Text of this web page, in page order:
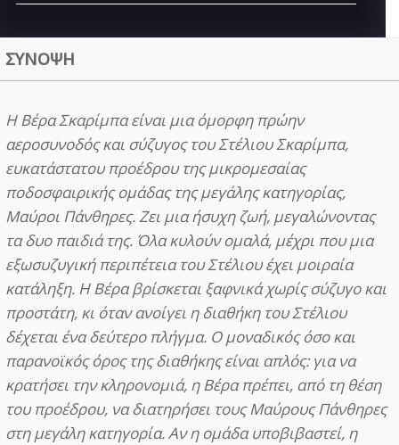
ΣΥΝΟΨΗ
Η Βέρα Σκαρίμπα είναι μια όμορφη πρώην
αεροσυνοδός και σύζυγος του Στέλιου Σκαρίμπα,
ευκατάστατου προέδρου της μικρομεσαίας
ποδοσφαιρικής ομάδας της μεγάλης κατηγορίας,
Μαύροι Πάνθηρες. Ζει μια ήσυχη ζωή, μεγαλώνοντας
τα δυο παιδιά της. Όλα κυλούν ομαλά, μέχρι που μια
εξωσυζυγική περιπέτεια του Στέλιου έχει μοιραία
κατάληξη. Η Βέρα βρίσκεται ξαφνικά χωρίς σύζυγο και
προστάτη, κι όταν ανοίγει η διαθήκη του Στέλιου
δέχεται ένα δεύτερο πλήγμα. Ο μοναδικός όσο και
παρανοϊκός όρος της διαθήκης είναι απλός: για να
κρατήσει την κληρονομιά, η Βέρα πρέπει, από τη θέση
του προέδρου, να διατηρήσει τους Μαύρους Πάνθηρες
στη μεγάλη κατηγορία. Αν η ομάδα υποβιβαστεί, η